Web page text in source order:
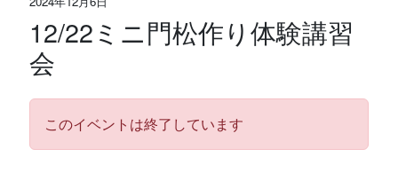
12/22ミニ門松作り体験講習
会
このイベントは終了しています